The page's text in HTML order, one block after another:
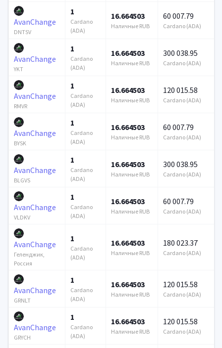
AvanChange
DNTSV
1
Cardano
(ADA)
16.664503
Наличные RUB
60 007.79
Cardano (ADA)
AvanChange
YKT
1
Cardano
(ADA)
16.664503
Наличные RUB
300 038.95
Cardano (ADA)
AvanChange
RMVR
1
Cardano
(ADA)
16.664503
Наличные RUB
120 015.58
Cardano (ADA)
AvanChange
BYSK
1
Cardano
(ADA)
16.664503
Наличные RUB
60 007.79
Cardano (ADA)
AvanChange
BLGVS
1
Cardano
(ADA)
16.664503
Наличные RUB
300 038.95
Cardano (ADA)
AvanChange
VLDKV
1
Cardano
(ADA)
16.664503
Наличные RUB
60 007.79
Cardano (ADA)
AvanChange
Геленджик,
Россия
1
Cardano
(ADA)
16.664503
Наличные RUB
180 023.37
Cardano (ADA)
AvanChange
GRNLT
1
Cardano
(ADA)
16.664503
Наличные RUB
120 015.58
Cardano (ADA)
AvanChange
GRYCH
1
Cardano
(ADA)
16.664503
Наличные RUB
120 015.58
Cardano (ADA)